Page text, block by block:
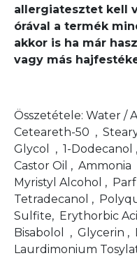
allergiatesztet kell
órával a termék
akkor is ha már
vagy más
Összetétele: Water /
Ceteareth-50 ,
Glycol , 1-Dodecanol
Castor Oil ,
Myristyl Alcohol ,
Tetradecanol ,
Sulfite, Erythorbic
Bisabolol , Glycerin ,
Laurdimonium